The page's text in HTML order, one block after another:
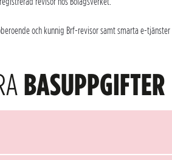
och kunnig Brf-revisor samt smarta e-
BASUPPGIFTER